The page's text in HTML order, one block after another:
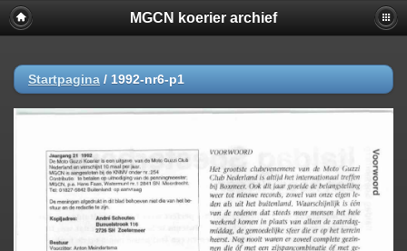
MGCN koerier archief
Startpagina / 1992-nr6-p1